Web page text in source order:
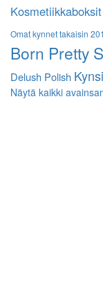
Kosmetiikkaboksit
Omat kynnet takaisin
Born Pretty
Delush Polish
Näytä kaikki